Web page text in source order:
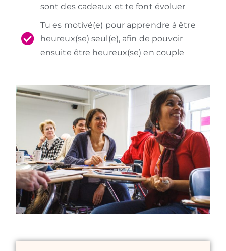
sont des cadeaux et te font évoluer
Tu es motivé(e) pour apprendre à être
heureux(se) seul(e), afin de pouvoir
ensuite être heureux(se) en couple